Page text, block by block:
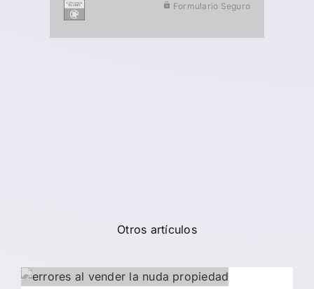
Formulario Seguro
Otros artículos